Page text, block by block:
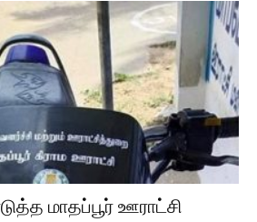
மாதப்பூர் ஊராட்சி